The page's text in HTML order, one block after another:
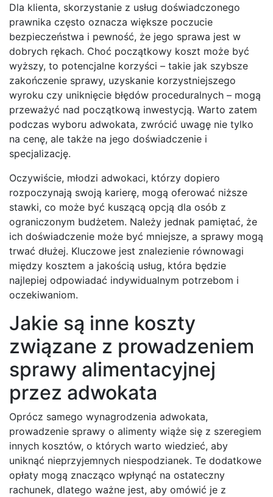
Dla klienta, skorzystanie z usług doświadczonego
prawnika często oznacza większe poczucie
bezpieczeństwa i pewność, że jego sprawa jest w
dobrych rękach. Choć początkowy koszt może być
wyższy, to potencjalne korzyści – takie jak szybsze
zakończenie sprawy, uzyskanie korzystniejszego
wyroku czy uniknięcie błędów proceduralnych – mogą
przeważyć nad początkową inwestycją. Warto zatem
podczas wyboru adwokata, zwrócić uwagę nie tylko
na cenę, ale także na jego doświadczenie i
specjalizację.
Oczywiście, młodzi adwokaci, którzy dopiero
rozpoczynają swoją karierę, mogą oferować niższe
stawki, co może być kuszącą opcją dla osób z
ograniczonym budżetem. Należy jednak pamiętać, że
ich doświadczenie może być mniejsze, a sprawy mogą
trwać dłużej. Kluczowe jest znalezienie równowagi
między kosztem a jakością usług, która będzie
najlepiej odpowiadać indywidualnym potrzebom i
oczekiwaniom.
Jakie są inne koszty
związane z prowadzeniem
sprawy alimentacyjnej
przez adwokata
Oprócz samego wynagrodzenia adwokata,
prowadzenie sprawy o alimenty wiąże się z szeregiem
innych kosztów, o których warto wiedzieć, aby
uniknąć nieprzyjemnych niespodzianek. Te dodatkowe
opłaty mogą znacząco wpłynąć na ostateczny
rachunek, dlatego ważne jest, aby omówić je z